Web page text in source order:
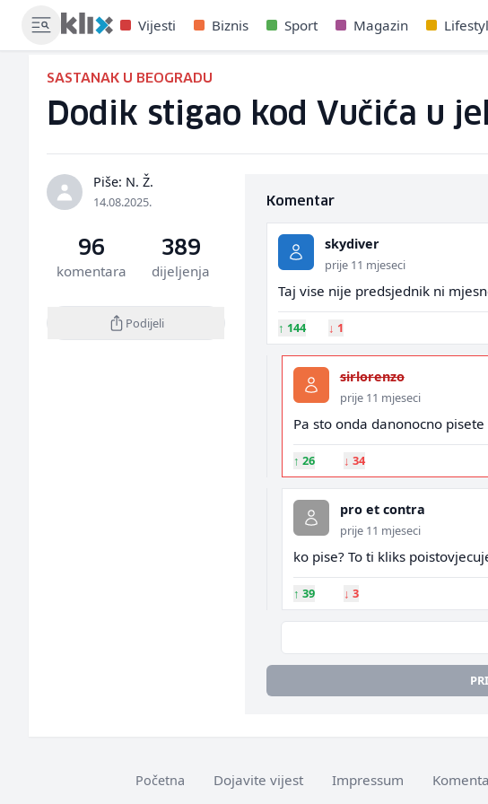
Vijesti Biznis Sport Magazin
SASTANAK U BEOGRADU
Dodik stigao kod Vučića u
Piše: N. Ž.
14.08.2025.
96
komentara
389
dijeljenja
Podijeli
Komentar
skydiver
prije 11 mjeseci
Taj vise nije predsjednik ni
↑ 144 ↓ 1
sirlorenzo
prije 11 mjeseci
Pa sto onda danonocno
↑ 26 ↓ 34
pro et contra
prije 11 mjeseci
ko pise? To ti kliks
↑ 39 ↓ 3
Početna Dojavite vijest Impressum